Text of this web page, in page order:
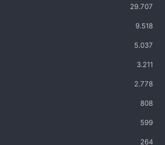
29.707
9.518
5.037
3.211
2.778
808
599
264